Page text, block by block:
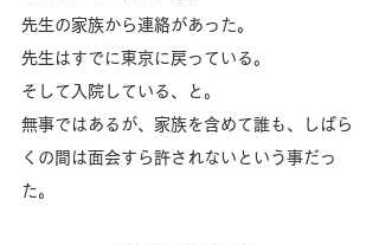
先生の家族から連絡があった。
先生はすでに東京に戻っている。
そして入院している、と。
無事ではあるが、家族を含めて誰も、しばら
くの間は面会すら許されないという事だっ
た。